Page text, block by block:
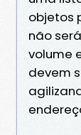
objetos
não
volume
devem